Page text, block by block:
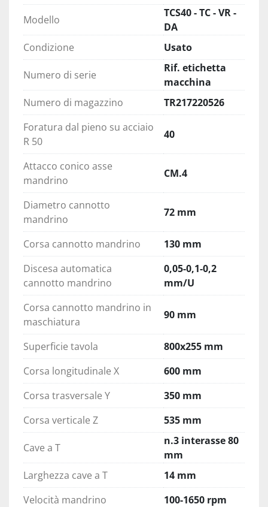
Modello
TCS40 - TC - VR -
DA
Condizione
Usato
Numero di serie
Rif. etichetta
macchina
Numero di magazzino
TR217220526
Foratura dal pieno su acciaio
R 50
40
Attacco conico asse
mandrino
CM.4
Diametro cannotto
mandrino
72 mm
Corsa cannotto mandrino
130 mm
Discesa automatica
cannotto mandrino
0,05-0,1-0,2
mm/U
Corsa cannotto mandrino in
maschiatura
90 mm
Superficie tavola
800x255 mm
Corsa longitudinale X
600 mm
Corsa trasversale Y
350 mm
Corsa verticale Z
535 mm
Cave a T
n.3 interasse 80
mm
Larghezza cave a T
14 mm
Velocità mandrino
100-1650 rpm